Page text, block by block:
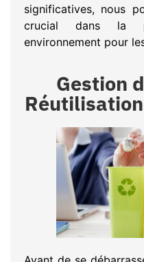
significatives, nous
crucial dans la
environnement pour
Gestion